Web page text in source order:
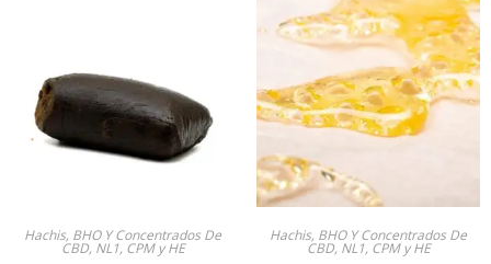
Hachis, BHO Y Concentrados De
CBD, NL1, CPM y HE
Hachis, BHO Y Concentrados De
CBD, NL1, CPM y HE